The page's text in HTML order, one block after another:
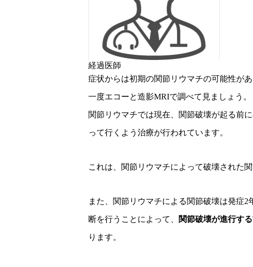
経過医師
症状からは初期の関節リウマチの可能性があ
一度エコーと造影MRIで調べて見ましょう。
関節リウマチでは現在、関節破壊が起る前
って行くよう治療が行われています。
これは、関節リウマチによって破壊された
また、関節リウマチによる関節破壊は発症
断を行うことによって、 関節破壊が進行す
ります。